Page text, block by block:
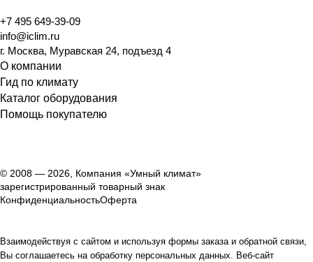
+7 495 649-39-09
info@iclim.ru
г. Москва, Муравская 24, подъезд 4
О компании
Гид по климату
Каталог оборудования
Помощь покупателю
© 2008 — 2026, Компания «Умный климат»
зарегистрированный товарный знак
КонфиденциальностьОферта
Взаимодействуя с сайтом и используя формы заказа и обратной связи,
Вы соглашаетесь на обработку персональных данных. Веб-сайт